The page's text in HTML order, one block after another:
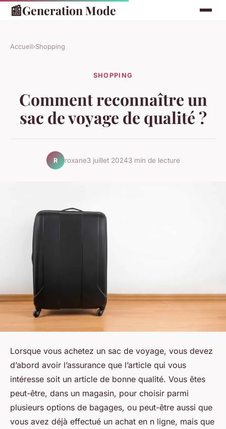
📰Generation Mode
Accueil›Shopping
SHOPPING
Comment reconnaître un
sac de voyage de qualité ?
R roxane3 juillet 20243 min de lecture
Lorsque vous achetez un sac de voyage, vous devez
d’abord avoir l’assurance que l’article qui vous
intéresse soit un article de bonne qualité. Vous êtes
peut-être, dans un magasin, pour choisir parmi
plusieurs options de bagages, ou peut-être aussi que
vous avez déjà effectué un achat en n ligne, mais que